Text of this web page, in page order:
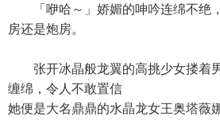
「咿哈～」娇媚的呻吟连绵不绝
房还是炮房。
张开冰晶般龙翼的高挑少女搂着
缠绵，令人不敢置信
她便是大名鼎鼎的水晶龙女王奥塔薇娜